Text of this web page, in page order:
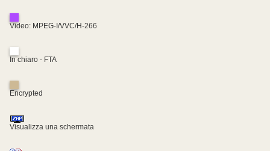
Video: MPEG-I/VVC/H-266
In chiaro - FTA
Encrypted
Visualizza una schermata